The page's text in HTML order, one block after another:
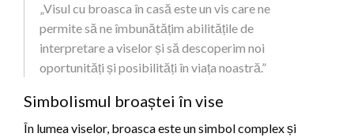
„Visul cu broasca în casă este un vis care ne
permite să ne îmbunătățim abilitățile de
interpretare a viselor și să descoperim noi
oportunități și posibilități în viața noastră.”
Simbolismul broaștei în vise
În lumea viselor, broasca este un simbol complex și